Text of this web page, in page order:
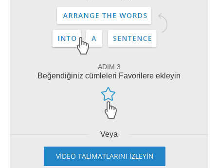
ADIM 3
Beğendiğiniz cümleleri Favorilere ekleyin
Veya
VİDEO TALİMATLARINI İZLEYİN